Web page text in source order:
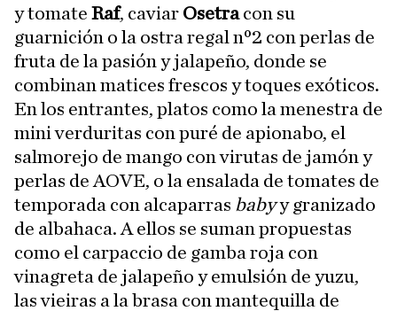
y tomate Raf, caviar Osetracon su
guarnición o la ostra regal nº2 con perlas de
fruta de la pasión y jalapeño, donde se
combinan matices frescos y toques exóticos.
En los entrantes, platos como la menestra de
mini verduritas con puré de apionabo, el
salmorejo de mango con virutas de jamón y
perlas de AOVE, o la ensalada de tomates de
temporada con alcaparras babyy granizado
de albahaca. A ellos se suman propuestas
como el carpaccio de gamba roja con
vinagreta de jalapeño y emulsión de yuzu,
las vieiras a la brasa con mantequilla de